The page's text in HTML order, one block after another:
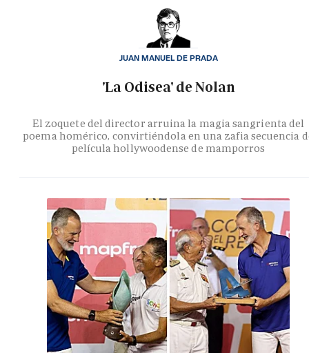
'La Odisea' de Nolan
El zoquete del director arruina la magia sangrienta del
poema homérico, convirtiéndola en una zafia secuencia
película hollywoodense de mamporros
JUAN MANUEL DE PRADA